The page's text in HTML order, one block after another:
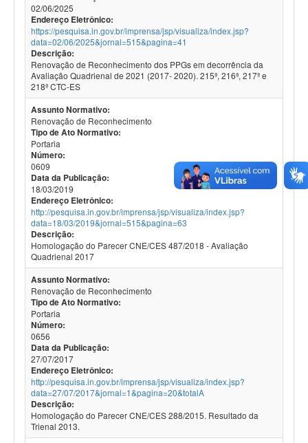
02/06/2025
Endereço Eletrônico:
https://pesquisa.in.gov.br/imprensa/jsp/visualiza/index.jsp?
data=02/06/2025&jornal=515&pagina=41
Descrição:
Renovação de Reconhecimento dos PPGs em decorrência da
Avaliação Quadrienal de 2021 (2017- 2020). 215ª, 216ª, 217ª e
218ª CTC-ES
Assunto Normativo:
Renovação de Reconhecimento
Tipo de Ato Normativo:
Portaria
Número:
0609
Data da Publicação:
18/03/2019
Endereço Eletrônico:
http://pesquisa.in.gov.br/imprensa/jsp/visualiza/index.jsp?
data=18/03/2019&jornal=515&pagina=63
Descrição:
Homologação do Parecer CNE/CES 487/2018 - Avaliação
Quadrienal 2017
Assunto Normativo:
Renovação de Reconhecimento
Tipo de Ato Normativo:
Portaria
Número:
0656
Data da Publicação:
27/07/2017
Endereço Eletrônico:
http://pesquisa.in.gov.br/imprensa/jsp/visualiza/index.jsp?
data=27/07/2017&jornal=1&pagina=20&totalA
Descrição:
Homologação do Parecer CNE/CES 288/2015. Resultado da
Trienal 2013.